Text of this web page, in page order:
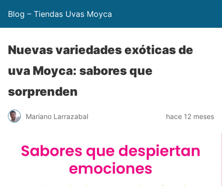
Blog – Tiendas Uvas Moyca
Nuevas variedades exóticas de
uva Moyca: sabores que
sorprenden
Mariano Larrazabal hace 12 meses